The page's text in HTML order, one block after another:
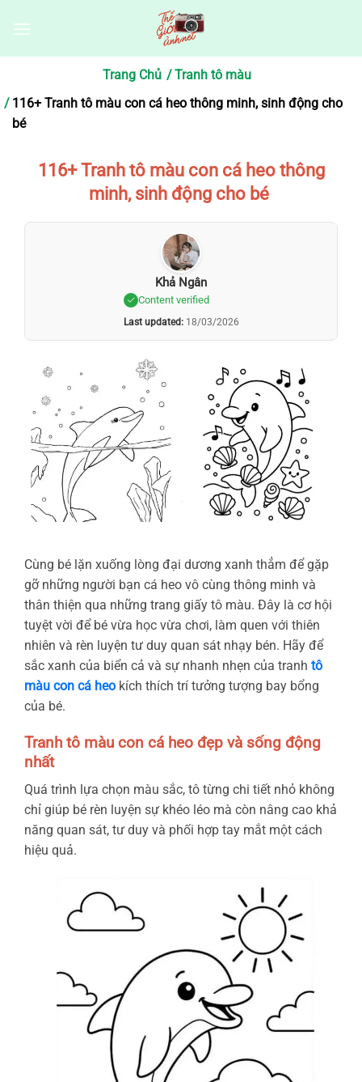
qua
Trang Chủ
Tranh tô màu
116+ Tranh tô màu con cá heo thông minh, sinh động cho
bé
116+ Tranh tô màu con cá heo thông
minh, sinh động cho bé
Khả Ngân
Content verified
Last updated:18/03/2026
Cùng bé lặn xuống lòng đại dương xanh thẳm để gặp
gỡ những người bạn cá heo vô cùng thông minh và
thân thiện qua những trang giấy tô màu. Đây là cơ hội
tuyệt vời để bé vừa học vừa chơi, làm quen với thiên
nhiên và rèn luyện tư duy quan sát nhạy bén. Hãy để
sắc xanh của biển cả và sự nhanh nhẹn của tranh tô
màu con cá heokích thích trí tưởng tượng bay bổng
của bé.
Tranh tô màu con cá heo đẹp và sống động
nhất
Quá trình lựa chọn màu sắc, tô từng chi tiết nhỏ không
chỉ giúp bé rèn luyện sự khéo léo mà còn nâng cao khả
năng quan sát, tư duy và phối hợp tay mắt một cách
hiệu quả.